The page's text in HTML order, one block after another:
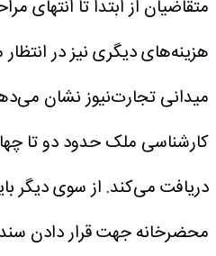
متقاضیان از ابتدا تا انتهای
هزینه‌های دیگری نیز در
میدانی تجارت‌نیوز نشان
کارشناسی ملک حدود دو تا
دریافت می‌کند. از سوی دیگر
محضرخانه جهت قرار دادن